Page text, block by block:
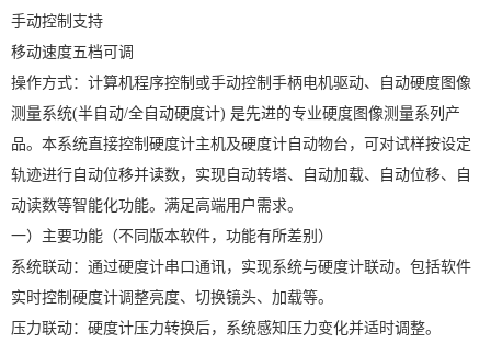
手动控制支持
移动速度五档可调
操作方式：计算机程序控制或手动控制手柄电机驱动、自动硬度图像
测量系统(半自动/全自动硬度计) 是先进的专业硬度图像测量系列产
品。本系统直接控制硬度计主机及硬度计自动物台，可对试样按设定
轨迹进行自动位移并读数，实现自动转塔、自动加载、自动位移、自
动读数等智能化功能。满足高端用户需求。
一）主要功能（不同版本软件，功能有所差别）
系统联动：通过硬度计串口通讯，实现系统与硬度计联动。包括软件
实时控制硬度计调整亮度、切换镜头、加载等。
压力联动：硬度计压力转换后，系统感知压力变化并适时调整。